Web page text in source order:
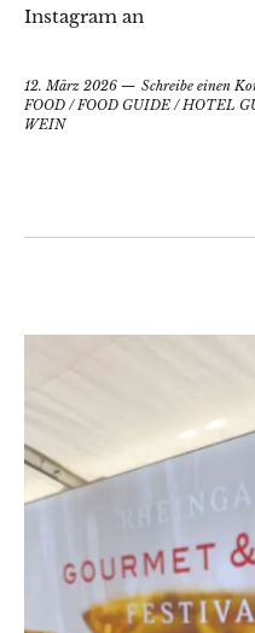
Instagram an
12. März 2026
Schreibe einen
FOOD / FOOD GUIDE / HOTEL
WEIN